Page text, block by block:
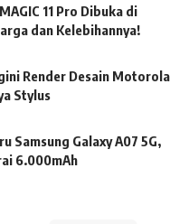
11 Pro Dibuka di
dan Kelebihannya!
Render Desain Motorola
Stylus
Samsung Galaxy A07 5G,
6.000mAh